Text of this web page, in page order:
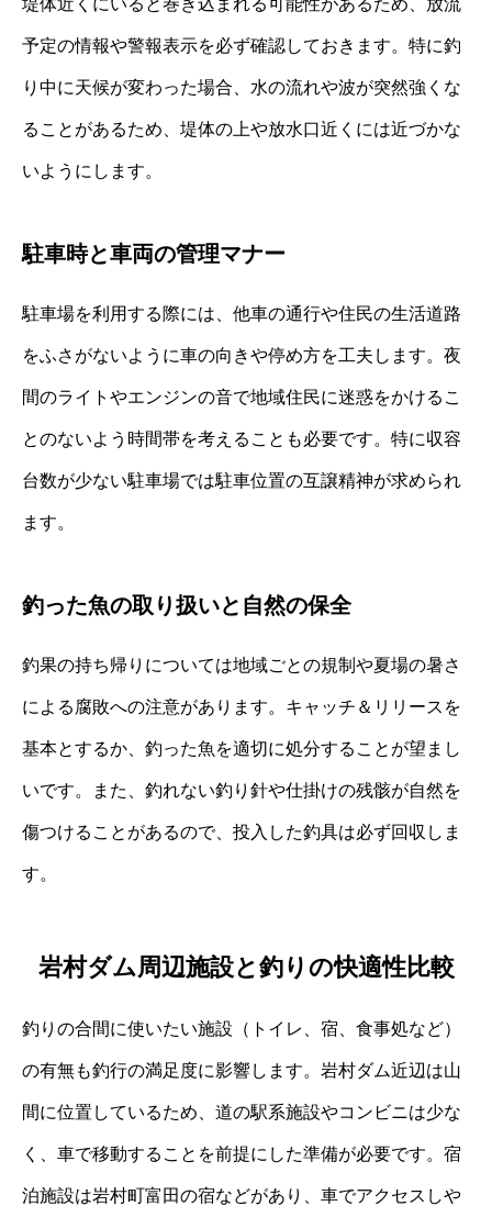
堤体近くにいると巻き込まれる可能性があるため、放流
予定の情報や警報表示を必ず確認しておきます。特に釣
り中に天候が変わった場合、水の流れや波が突然強くな
ることがあるため、堤体の上や放水口近くには近づかな
いようにします。
駐車時と車両の管理マナー
駐車場を利用する際には、他車の通行や住民の生活道路
をふさがないように車の向きや停め方を工夫します。夜
間のライトやエンジンの音で地域住民に迷惑をかけるこ
とのないよう時間帯を考えることも必要です。特に収容
台数が少ない駐車場では駐車位置の互譲精神が求められ
ます。
釣った魚の取り扱いと自然の保全
釣果の持ち帰りについては地域ごとの規制や夏場の暑さ
による腐敗への注意があります。キャッチ＆リリースを
基本とするか、釣った魚を適切に処分することが望まし
いです。また、釣れない釣り針や仕掛けの残骸が自然を
傷つけることがあるので、投入した釣具は必ず回収しま
す。
岩村ダム周辺施設と釣りの快適性比較
釣りの合間に使いたい施設（トイレ、宿、食事処など）
の有無も釣行の満足度に影響します。岩村ダム近辺は山
間に位置しているため、道の駅系施設やコンビニは少な
く、車で移動することを前提にした準備が必要です。宿
泊施設は岩村町富田の宿などがあり、車でアクセスしや